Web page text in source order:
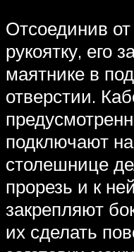
Отсоединив
рукоятку, его
маятнике в
отверстии.
подключают
столешнице
прорезь и к
закрепляют
их сделать